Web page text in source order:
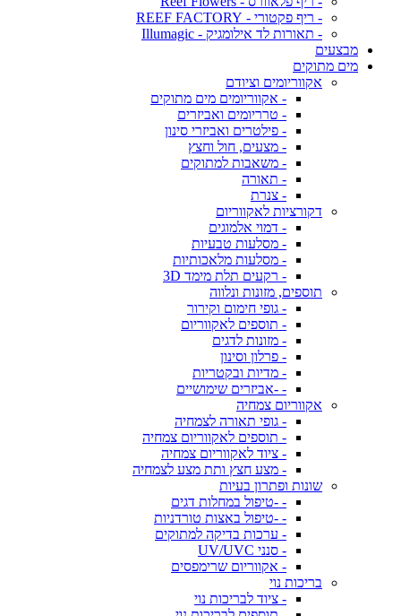
- ריף פקטורי - REEF FACTORY
- תאורות לד אילומגיק - Illumagic
מבצעים
מים מתוקים
אקווריומים וציודם
- אקווריומים מים מתוקים
- טרריומים ואביזרים
- פילטרים ואביזרי סינון
- מצעים, חול וחצץ
- משאבות למתוקים
- תאורה
- צנרת
דקורציות לאקווריום
- דמוי אלמוגים
- מסלעות טבעיות
- מסלעות מלאכותיות
- רקעים תלת מימד 3D
תוספים, מזונות ונלווה
- גופי חימום וקירור
- תוספים לאקווריום
- מזונות לדגים
- פרלון וסינון
- מדיות ובקטריות
- -אביזרים שימושיים
אקווריום צמחיה
- גופי תאורה לצמחיה
- תוספים לאקווריום צמחיה
- ציוד לאקווריום צמחיה
- מצע חצץ ותת מצע לצמחיה
שונות ופתרון בעיות
- -טיפול במחלות דגים
- -טיפול באצות טורדניות
- ערכות בדיקה למתוקים
- סנני UV/UVC
- אקווריום שרימפסים
בריכות נוי
- ציוד לבריכות נוי